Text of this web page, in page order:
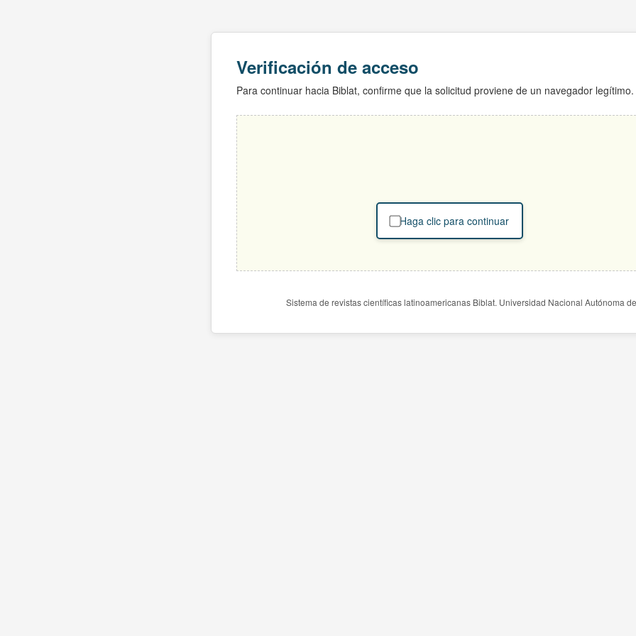
Verificación de acceso
Para continuar hacia Biblat, confirme que la solicitud proviene de un navegador legítimo.
Haga clic para continuar
Sistema de revistas científicas latinoamericanas Biblat. Universidad Nacional Autónoma